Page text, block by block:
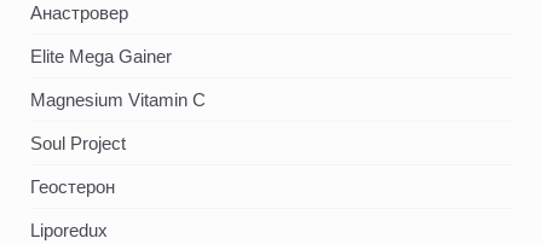
Анастровер
Elite Mega Gainer
Magnesium Vitamin C
Soul Project
Геостерон
Liporedux